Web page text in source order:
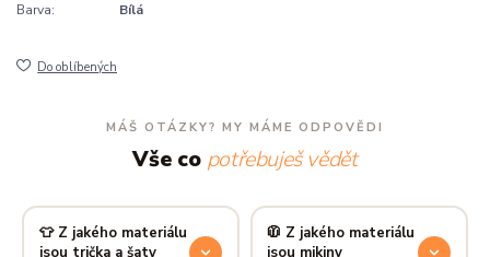
Barva:
Bílá
Do oblíbených
MÁŠ OTÁZKY? MY MÁME ODPOVĚDI
Vše co potřebuješ vědět
👕 Z jakého materiálu
jsou trička a šaty
🧥 Z jakého materiálu
jsou mikiny